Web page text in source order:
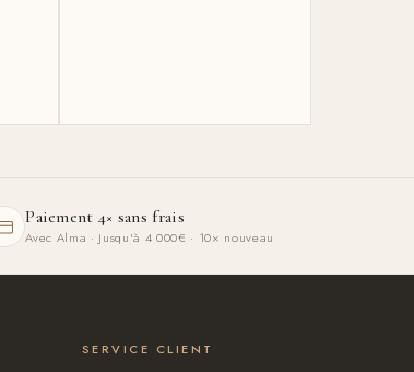
Paiement 4× sans frais
Avec Alma · Jusqu'à 4 000€ · 10× nouveau
SERVICE CLIENT